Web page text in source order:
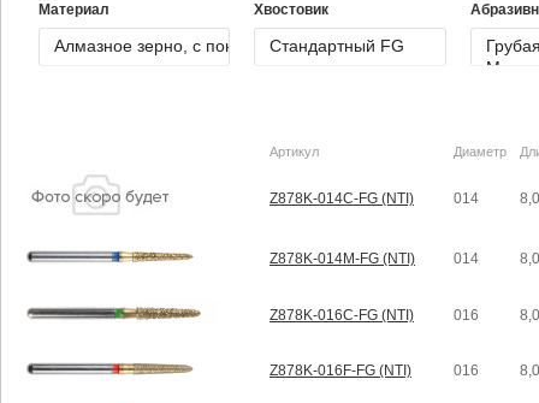
Материал Хвостовик
Артикул Диаметр
Z878K-014C-FG (NTI) 014
Z878K-014M-FG (NTI) 014
Z878K-016C-FG (NTI) 016
Z878K-016F-FG (NTI) 016